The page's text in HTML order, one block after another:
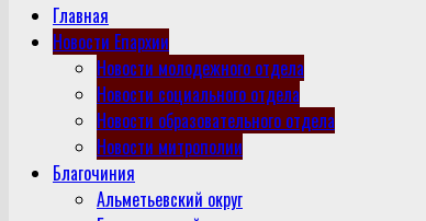
Главная
Новости Епархии
Новости молодежного отдела
Новости социального отдела
Новости образовательного отдела
Новости митрополии
Благочиния
Альметьевский округ